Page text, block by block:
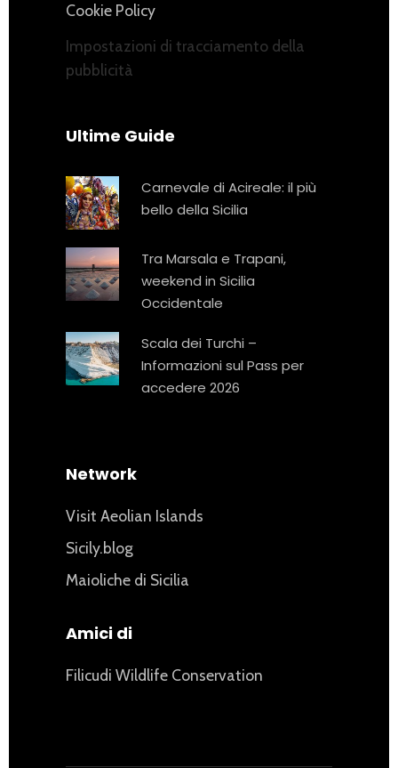
Cookie Policy
Impostazioni di tracciamento della
pubblicità
Ultime Guide
Carnevale di Acireale: il più
bello della Sicilia
Tra Marsala e Trapani,
weekend in Sicilia
Occidentale
Scala dei Turchi –
Informazioni sul Pass per
accedere 2026
Network
Visit Aeolian Islands
Sicily.blog
Maioliche di Sicilia
Amici di
Filicudi Wildlife Conservation